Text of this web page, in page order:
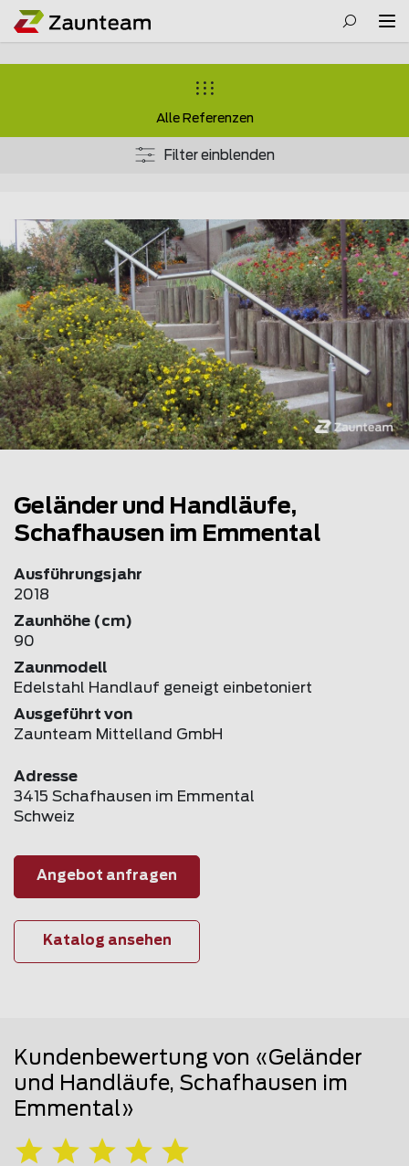
Alle Referenzen
Filter einblenden
Geländer und Handläufe,
Schafhausen im Emmental
Ausführungsjahr
2018
Zaunhöhe (cm)
90
Zaunmodell
Edelstahl Handlauf geneigt einbetoniert
Ausgeführt von
Zaunteam Mittelland GmbH
Adresse
3415 Schafhausen im Emmental
Schweiz
Angebot anfragen
Katalog ansehen
Kundenbewertung von «Geländer
und Handläufe, Schafhausen im
Emmental»